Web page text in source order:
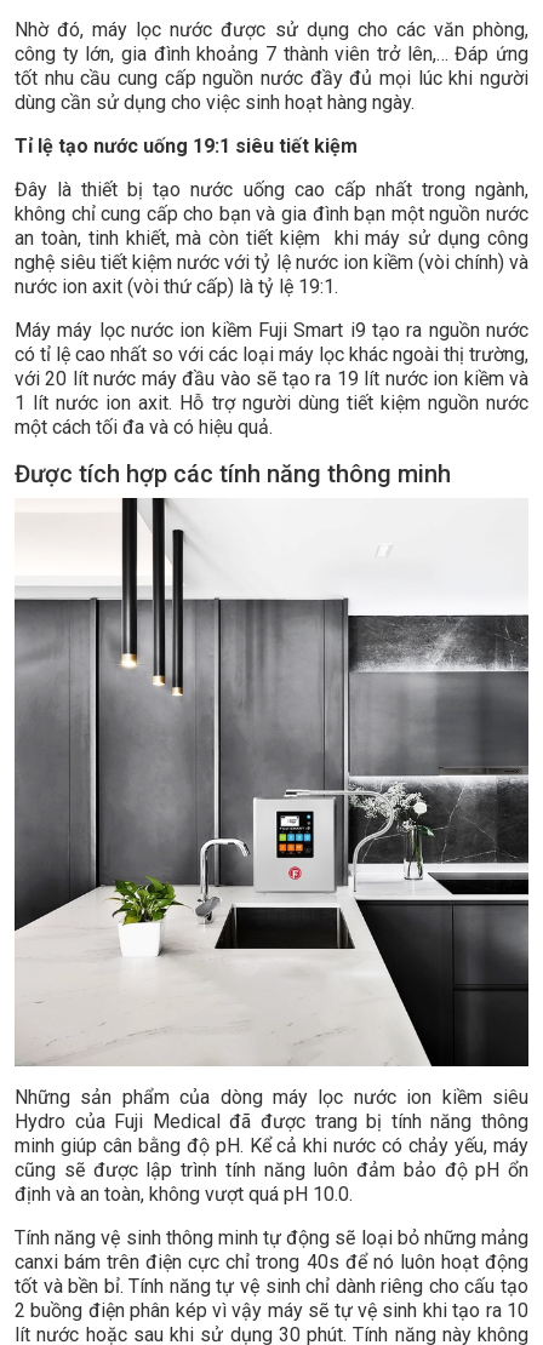
Nhờ đó, máy lọc nước được sử dụng cho các văn phòng,
công ty lớn, gia đình khoảng 7 thành viên trở lên,… Đáp ứng
tốt nhu cầu cung cấp nguồn nước đầy đủ mọi lúc khi người
dùng cần sử dụng cho việc sinh hoạt hàng ngày.
Tỉ lệ tạo nước uống 19:1 siêu tiết kiệm
Đây là thiết bị tạo nước uống cao cấp nhất trong ngành,
không chỉ cung cấp cho bạn và gia đình bạn một nguồn nước
an toàn, tinh khiết, mà còn tiết kiệm khi máy sử dụng công
nghệ siêu tiết kiệm nước với tỷ lệ nước ion kiềm (vòi chính) và
nước ion axit (vòi thứ cấp) là tỷ lệ 19:1.
Máy máy lọc nước ion kiềm Fuji Smart i9 tạo ra nguồn nước
có tỉ lệ cao nhất so với các loại máy lọc khác ngoài thị trường,
với 20 lít nước máy đầu vào sẽ tạo ra 19 lít nước ion kiềm và
1 lít nước ion axit. Hỗ trợ người dùng tiết kiệm nguồn nước
một cách tối đa và có hiệu quả.
Được tích hợp các tính năng thông minh
Những sản phẩm của dòng máy lọc nước ion kiềm siêu
Hydro của Fuji Medical đã được trang bị tính năng thông
minh giúp cân bằng độ pH. Kể cả khi nước có chảy yếu, máy
cũng sẽ được lập trình tính năng luôn đảm bảo độ pH ổn
định và an toàn, không vượt quá pH 10.0.
Tính năng vệ sinh thông minh tự động sẽ loại bỏ những mảng
canxi bám trên điện cực chỉ trong 40s để nó luôn hoạt động
tốt và bền bỉ. Tính năng tự vệ sinh chỉ dành riêng cho cấu tạo
2 buồng điện phân kép vì vậy máy sẽ tự vệ sinh khi tạo ra 10
lít nước hoặc sau khi sử dụng 30 phút. Tính năng này không